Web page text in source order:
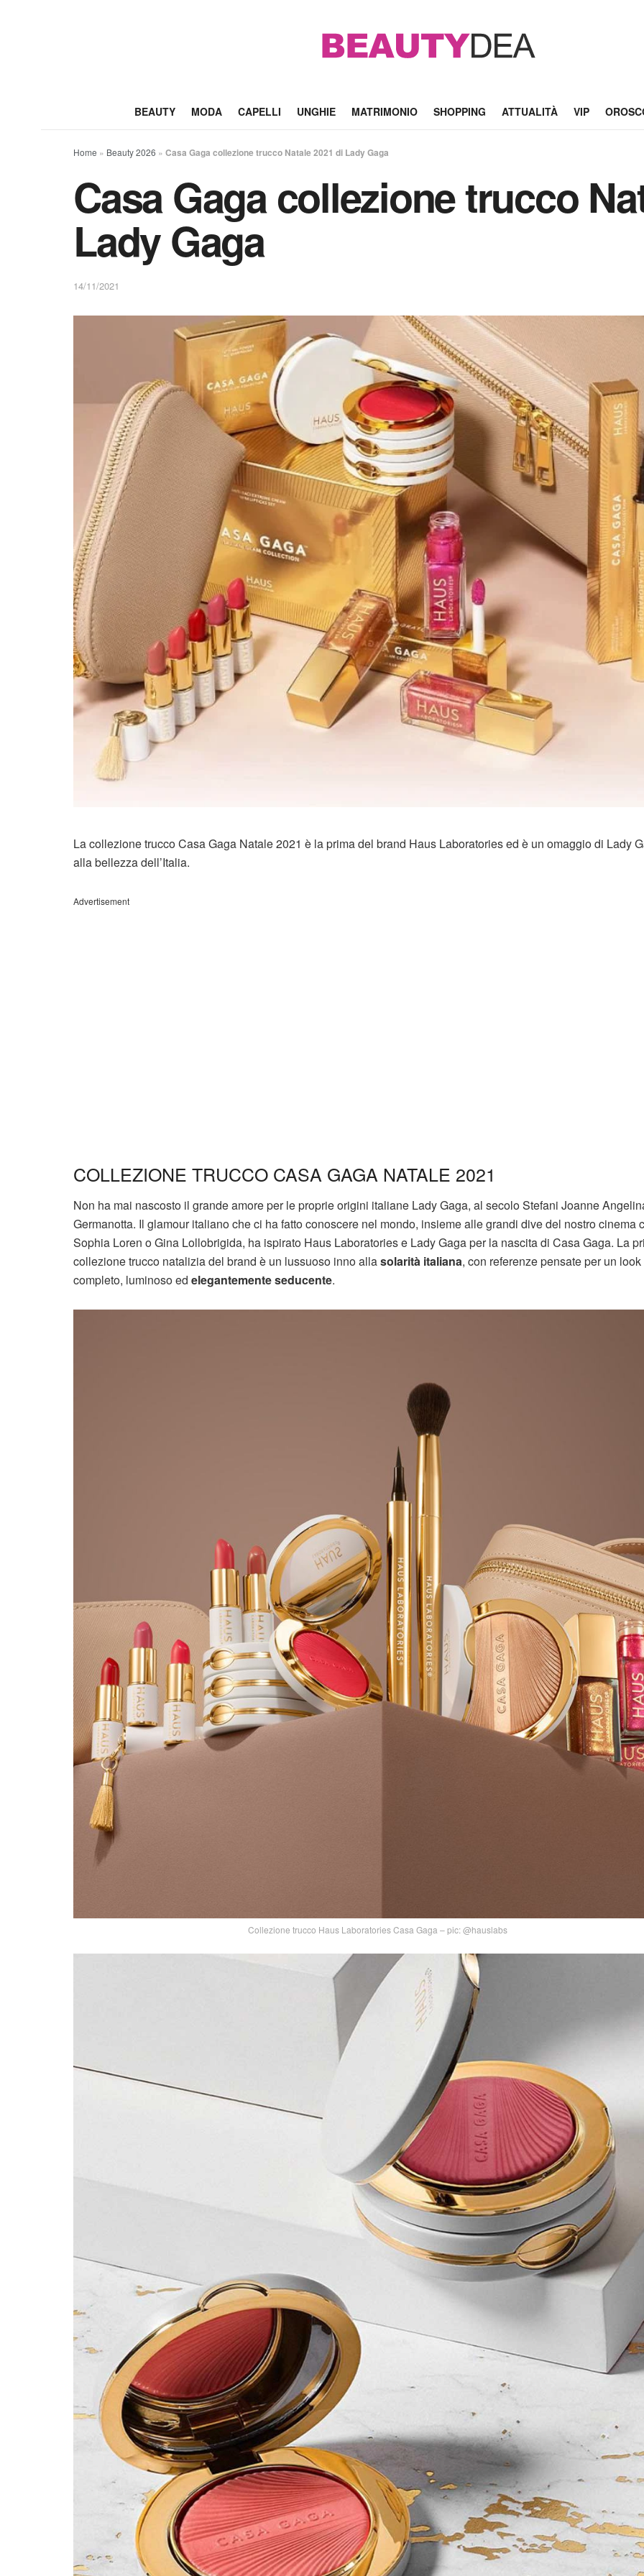
BEAUTY MODA CAPELLI UNGHIE MATRIMONIO SHOPPING ATTUALITÀ VIP
Home » Beauty 2026 » Casa Gaga collezione trucco Natale 2021 di Lady Gaga
Casa Gaga collezione trucco
Lady Gaga
14/11/2021
La collezione trucco Casa Gaga Natale 2021 è la prima del brand Haus Laboratories ed è un omaggio di Lady
alla bellezza dell’Italia.
Advertisement
COLLEZIONE TRUCCO CASA GAGA NATALE 2021
Non ha mai nascosto il grande amore per le proprie origini italiane Lady Gaga, al secolo Stefani Joanne
Germanotta. Il glamour italiano che ci ha fatto conoscere nel mondo, insieme alle grandi dive del nostro cinema
Sophia Loren o Gina Lollobrigida, ha ispirato Haus Laboratories e Lady Gaga per la nascita di Casa Gaga. La
collezione trucco natalizia del brand è un lussuoso inno allasolarità italiana, con referenze pensate per un look
completo, luminoso ed elegantemente seducente.
Collezione trucco Haus Laboratories Casa Gaga – pic: @hauslabs